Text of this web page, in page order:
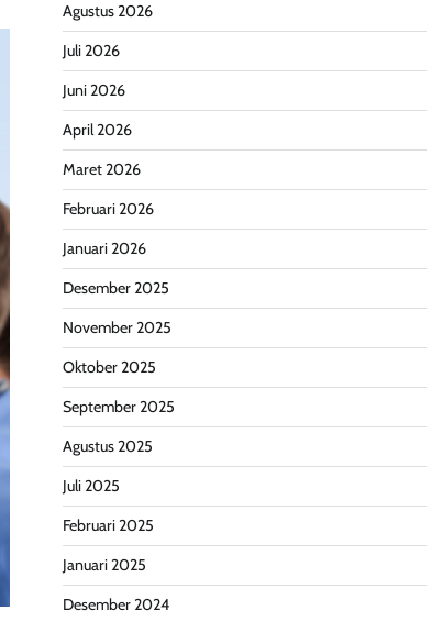
Agustus 2026
Juli 2026
Juni 2026
April 2026
Maret 2026
Februari 2026
Januari 2026
Desember 2025
November 2025
Oktober 2025
September 2025
Agustus 2025
Juli 2025
Februari 2025
Januari 2025
Desember 2024